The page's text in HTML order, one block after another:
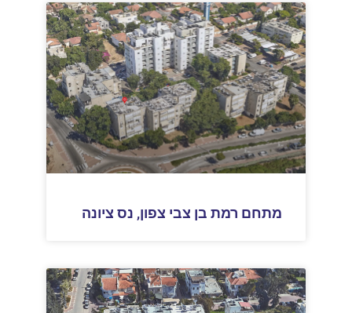
מתחם רמת בן צבי צפון, נס ציונה